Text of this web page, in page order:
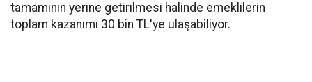
tamamının yerine getirilmesi halinde emeklilerin
toplam kazanımı 30 bin TL'ye ulaşabiliyor.